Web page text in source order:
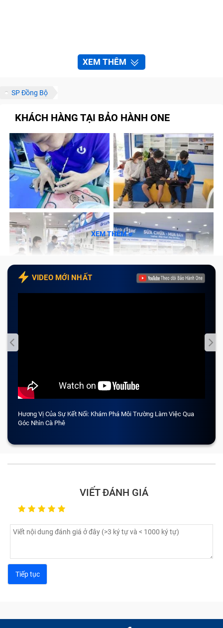
XEM THÊM
SP Đồng Bộ
KHÁCH HÀNG TẠI BẢO HÀNH ONE
XEM THÊM
VIDEO MỚI NHẤT
Hương Vị Của Sự Kết Nối: Khám Phá Môi Trường Làm Việc Qua
Góc Nhìn Cà Phê
VIẾT ĐÁNH GIÁ